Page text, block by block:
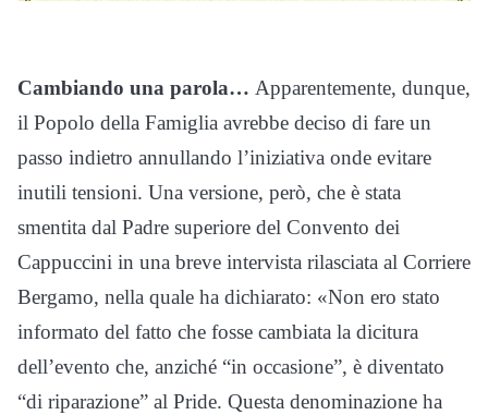
Cambiando una parola… Apparentemente, dunque,
il Popolo della Famiglia avrebbe deciso di fare un
passo indietro annullando l’iniziativa onde evitare
inutili tensioni. Una versione, però, che è stata
smentita dal Padre superiore del Convento dei
Cappuccini in una breve intervista rilasciata al Corriere
Bergamo, nella quale ha dichiarato: «Non ero stato
informato del fatto che fosse cambiata la dicitura
dell’evento che, anziché “in occasione”, è diventato
“di riparazione” al Pride. Questa denominazione ha